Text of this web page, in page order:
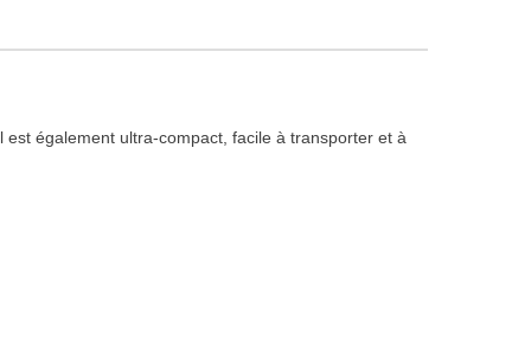
également ultra-compact, facile à transporter et à